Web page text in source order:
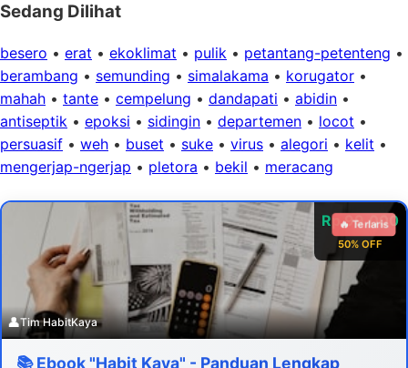
Sedang Dilihat
besero • erat • ekoklimat • pulik • petantang-petenteng •
berambang • semunding • simalakama • korugator •
mahah • tante • cempelung • dandapati • abidin •
antiseptik • epoksi • sidingin • departemen • locot •
persuasif • weh • buset • suke • virus • alegori • kelit •
mengerjap-ngerjap • pletora • bekil • meracang
Rp 99.000
50% OFF
🔥 Terlaris
👤Tim HabitKaya
📚 Ebook "Habit Kaya" - Panduan Lengkap